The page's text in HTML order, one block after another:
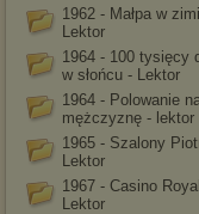
1962 - Małpa w
Lektor
1964 - 100 tysięcy
w słońcu - Lektor
1964 - Polowanie
mężczyznę - lektor
1965 - Szalony
Lektor
1967 - Casino
Lektor